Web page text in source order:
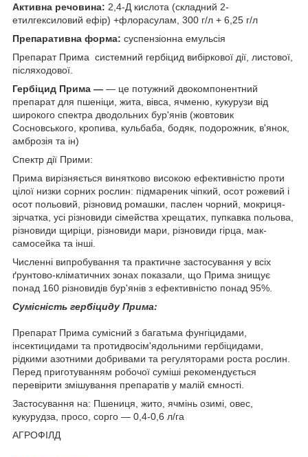
Активна речовина: 2,4-Д кислота (складний 2-
етилгексиловий ефір) +флорасулам, 300 г/л + 6,25 г/л
Препаративна форма: суспензіонна емульсія
Препарат Прима системний гербіцид вибіркової дії, листової,
післяходової.
Гербіцид Прима — — це потужний двокомпонентний
препарат для пшеніци, жита, вівса, ячменю, кукурузи від
широкого спектра дводольних бур'янів (жовтовик
Сосновського, кропива, кульбаба, бодяк, подорожник, в'янок,
амброзія та ін)
Спектр дії Прими:
Прима вирізняється винятково високою ефективністю проти
цілої низки сорних рослин: підмареник чіпкий, осот рожевий і
осот польовий, різновид ромашки, паслен чорний, мокриця-
зірчатка, усі різновиди сімейства хрещатих, пупкавка польова,
різновиди щиріци, різновиди мари, різновиди гірца, мак-
самосейка та інші.
Численні випробування та практичне застосування у всіх
ґрунтово-кліматичних зонах показали, що Прима знищує
понад 160 різновидів бур'янів з ефективністю понад 95%.
Сумісність гербіциду Прима:
Препарат Прима сумісний з багатьма фунгіцидами,
інсектицидами та протидвосім'ядольними гербіцидами,
рідкими азотними добривами та регуляторами роста рослин.
Перед приготуванням робочої суміші рекомендується
перевірити змішування препаратів у малій ємності.
Застосування на: Пшениця, жито, ячмінь озимі, овес,
кукурудза, просо, сорго — 0,4-0,6 л/га
АГРОФІЛД